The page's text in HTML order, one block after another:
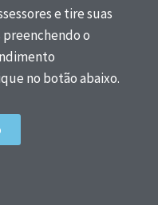
e tire suas
o
no botão abaixo.